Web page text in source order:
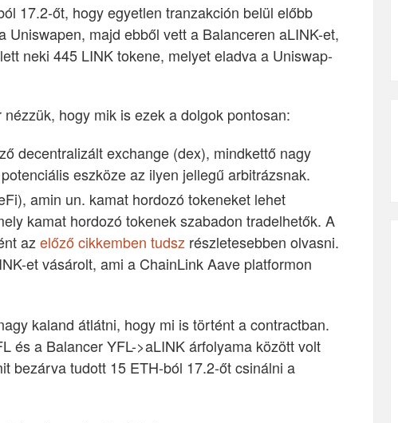
17.2-őt, hogy egyetlen tranzakción belül előbb
Uniswapen, majd ebből vett a Balanceren aLINK-et,
neki 445 LINK tokene, melyet eladva a Uniswap-
hogy mik is ezek a dolgok pontosan:
decentralizált exchange (dex), mindkettő nagy
eszköze az ilyen jellegű arbitrázsnak.
amin un. kamat hordozó tokeneket lehet
kamat hordozó tokenek szabadon tradelhetők. A
azelőző cikkemben tudsz részletesebben olvasni.
et vásárolt, ami a ChainLink Aave platformon
kaland átlátni, hogy mi is történt a contractban.
és a Balancer YFL->aLINK árfolyama között volt
bezárva tudott 15 ETH-ból 17.2-őt csinálni a